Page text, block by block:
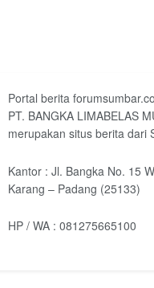
Portal berita
PT. BANGKA LIMABELAS
merupakan situs berita dari
Kantor : Jl. Bangka No. 15
Karang – Padang (25133)
HP / WA : 081275665100